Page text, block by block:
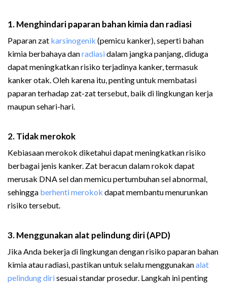
1. Menghindari paparan bahan kimia dan radiasi
Paparan zat karsinogenik (pemicu kanker), seperti bahan
kimia berbahaya danradiasidalam jangka panjang, diduga
dapat meningkatkan risiko terjadinya kanker, termasuk
kanker otak. Oleh karena itu, penting untuk membatasi
paparan terhadap zat-zat tersebut, baik di lingkungan kerja
maupun sehari-hari.
2. Tidak merokok
Kebiasaan merokok diketahui dapat meningkatkan risiko
berbagai jenis kanker. Zat beracun dalam rokok dapat
merusak DNA sel dan memicu pertumbuhan sel abnormal,
sehingga berhenti merokok dapat membantu menurunkan
risiko tersebut.
3. Menggunakan alat pelindung diri (APD)
Jika Anda bekerja di lingkungan dengan risiko paparan bahan
kimia atau radiasi, pastikan untuk selalu menggunakanalat
pelindung dirisesuai standar prosedur. Langkah ini penting